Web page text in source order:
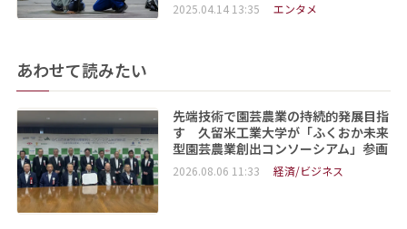
2025.04.14 13:35 エンタメ
あわせて読みたい
先端技術で園芸農業の持続的発展目指
す 久留米工業大学が「ふくおか未来
型園芸農業創出コンソーシアム」参画
2026.08.06 11:33 経済/ビジネス